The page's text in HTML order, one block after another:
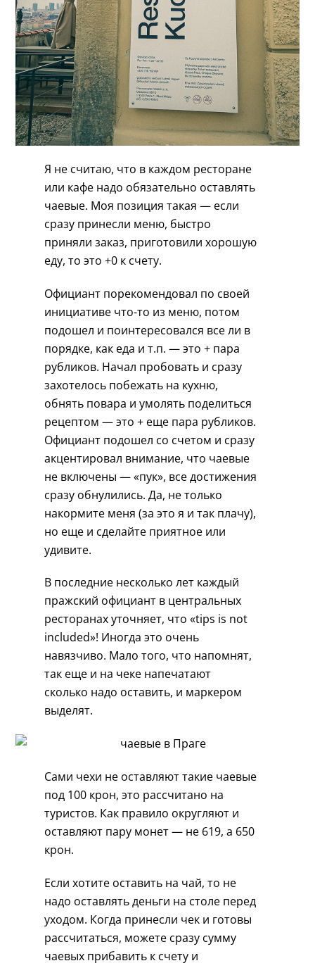
Я не считаю, что в каждом ресторане
или кафе надо обязательно оставлять
чаевые. Моя позиция такая — если
сразу принесли меню, быстро
приняли заказ, приготовили хорошую
еду, то это +0 к счету.
Официант порекомендовал по своей
инициативе что-то из меню, потом
подошел и поинтересовался все ли в
порядке, как еда и т.п. — это + пара
рубликов. Начал пробовать и сразу
захотелось побежать на кухню,
обнять повара и умолять поделиться
рецептом — это + еще пара рубликов.
Официант подошел со счетом и сразу
акцентировал внимание, что чаевые
не включены — «пук», все достижения
сразу обнулились. Да, не только
накормите меня (за это я и так плачу),
но еще и сделайте приятное или
удивите.
В последние несколько лет каждый
пражский официант в центральных
ресторанах уточняет, что «tips is not
included»! Иногда это очень
навязчиво. Мало того, что напомнят,
так еще и на чеке напечатают
сколько надо оставить, и маркером
выделят.
Сами чехи не оставляют такие чаевые
под 100 крон, это рассчитано на
туристов. Как правило округляют и
оставляют пару монет — не 619, а 650
крон.
Если хотите оставить на чай, то не
надо оставлять деньги на столе перед
уходом. Когда принесли чек и готовы
рассчитаться, можете сразу сумму
чаевых прибавить к счету и